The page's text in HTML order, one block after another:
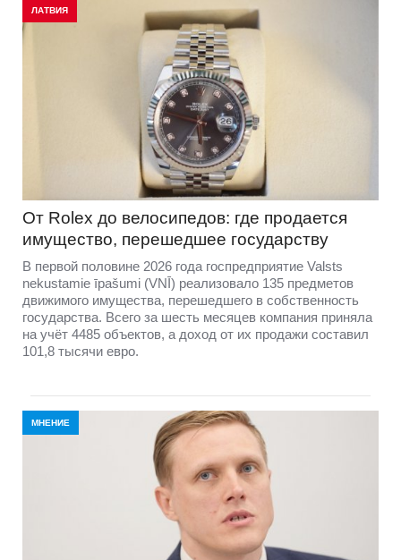
ЛАТВИЯ
От Rolex до велосипедов: где продается
имущество, перешедшее государству
В первой половине 2026 года госпредприятие Valsts
nekustamie īpašumi (VNĪ) реализовало 135 предметов
движимого имущества, перешедшего в собственность
государства. Всего за шесть месяцев компания приняла
на учёт 4485 объектов, а доход от их продажи составил
101,8 тысячи евро.
МНЕНИЕ